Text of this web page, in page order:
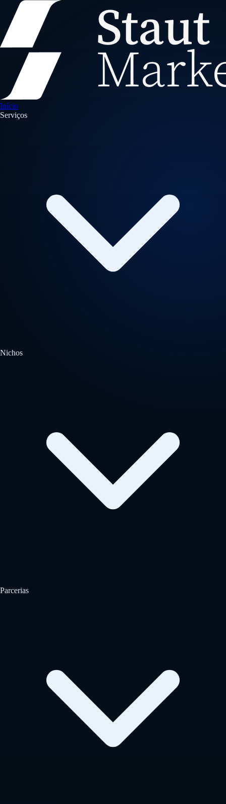
Início
Serviços
Nichos
Parcerias